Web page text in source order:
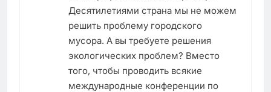
Десятилетиями страна мы не можем
решить проблему городского
мусора. А вы требуете решения
экологических проблем? Вместо
того, чтобы проводить всякие
международные конференции по